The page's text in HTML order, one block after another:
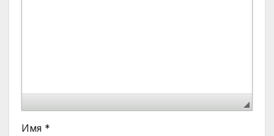
Имя *